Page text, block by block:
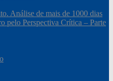
Análise de mais de 1000 dias
pelo Perspectiva Crítica – Parte